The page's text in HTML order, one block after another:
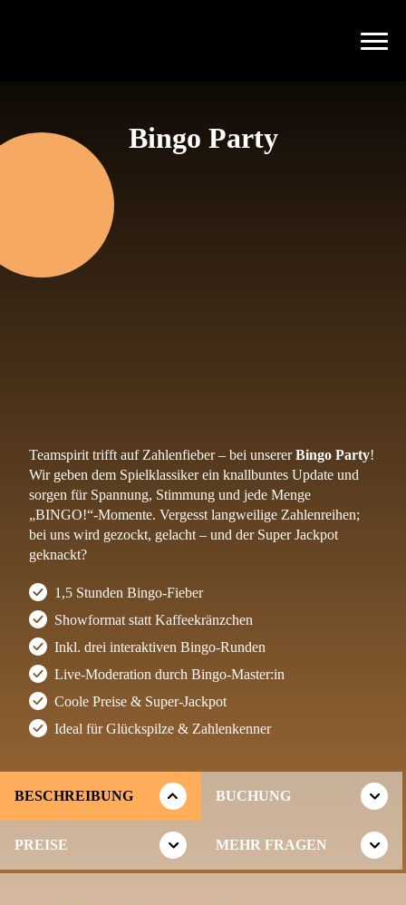
Bingo Party
Teamspirit trifft auf Zahlenfieber – bei unsererBingo Party!
Wir geben dem Spielklassiker ein knallbuntes Update und
sorgen für Spannung, Stimmung und jede Menge
„BINGO!“-Momente. Vergesst langweilige Zahlenreihen;
bei uns wird gezockt, gelacht – und der Super Jackpot
geknackt?
1,5 Stunden Bingo-Fieber
Showformat statt Kaffeekränzchen
Inkl. drei interaktiven Bingo-Runden
Live-Moderation durch Bingo-Master:in
Coole Preise & Super-Jackpot
Ideal für Glückspilze & Zahlenkenner
BESCHREIBUNG BUCHUNG
PREISE MEHR FRAGEN